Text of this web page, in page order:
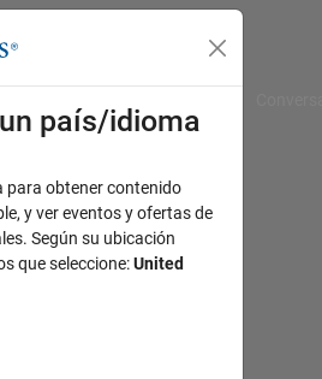
país/idioma
para obtener contenido
y ver eventos y ofertas de
Según su ubicación
que seleccione:United